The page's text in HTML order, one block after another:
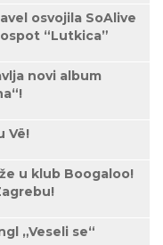
osvojila SoAlive
“Lutkica”
novi album
Vë!
u klub Boogaloo!
„Veseli se“